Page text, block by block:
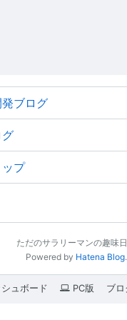
ブログ
プ
ただのサラリーマンの趣味
Powered by Hatena Blog.
ュボード PC版 ブ